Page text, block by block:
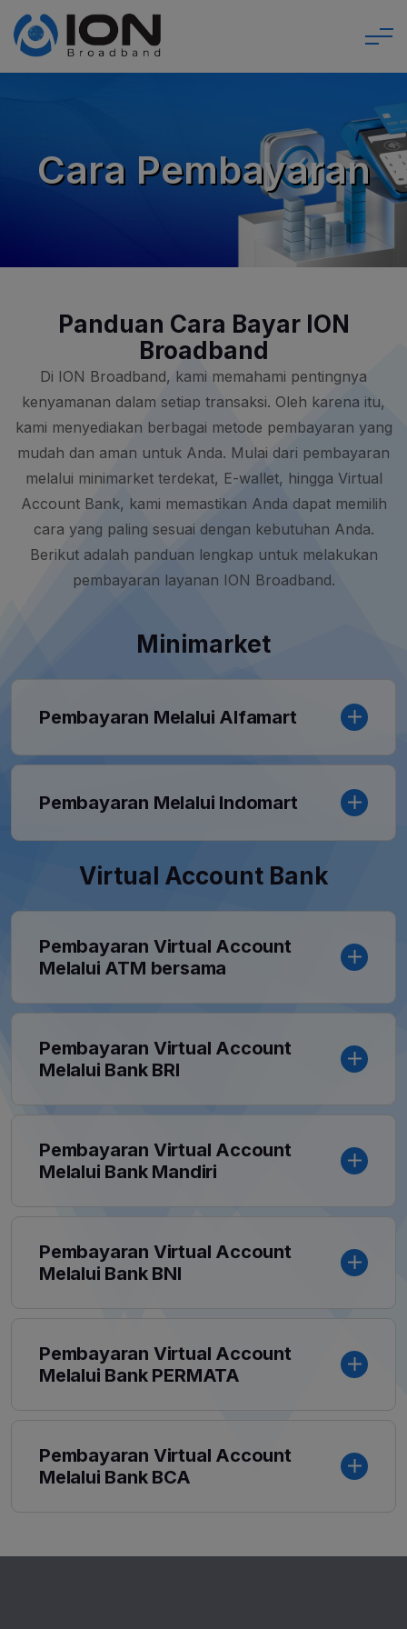
Cara Pembayaran
Panduan Cara Bayar ION
Broadband
Di ION Broadband, kami memahami pentingnya
kenyamanan dalam setiap transaksi. Oleh karena itu,
kami menyediakan berbagai metode pembayaran yang
mudah dan aman untuk Anda. Mulai dari pembayaran
melalui minimarket terdekat, E-wallet, hingga Virtual
Account Bank, kami memastikan Anda dapat memilih
cara yang paling sesuai dengan kebutuhan Anda.
Berikut adalah panduan lengkap untuk melakukan
pembayaran layanan ION Broadband.
Minimarket
Pembayaran Melalui Alfamart
Pembayaran Melalui Indomart
Virtual Account Bank
Pembayaran Virtual Account
Melalui ATM bersama
Pembayaran Virtual Account
Melalui Bank BRI
Pembayaran Virtual Account
Melalui Bank Mandiri
Pembayaran Virtual Account
Melalui Bank BNI
Pembayaran Virtual Account
Melalui Bank PERMATA
Pembayaran Virtual Account
Melalui Bank BCA